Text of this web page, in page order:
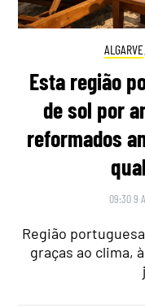
ALGARVE
Esta região
de sol por
reformados
09:30 9
Região
graças ao clima,